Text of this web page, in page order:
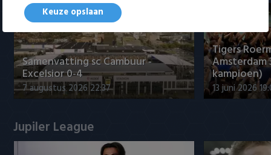
Samenvatting sc Cambuur -
Excelsior 0-4
7 augustus 2026 22:37
Tigers
Amsterdam
kampioen)
13 juni 2026
Jupiler League
Keuze opslaan